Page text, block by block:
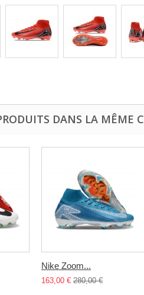
DANS LA MÊME
Nike Zoom...
163,00 € 280,00 €